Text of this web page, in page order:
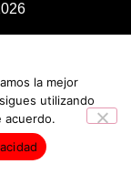
la mejor
utilizando
acuerdo.